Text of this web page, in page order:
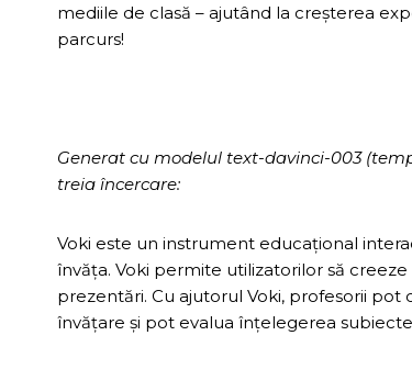
mediile de clasă – ajutând la creșterea
parcurs!
Generat cu modelul text-davinci-003
treia încercare:
Voki este un instrument educațional
învăța. Voki permite utilizatorilor să
prezentări. Cu ajutorul Voki, profesorii
învățare și pot evalua înțelegerea